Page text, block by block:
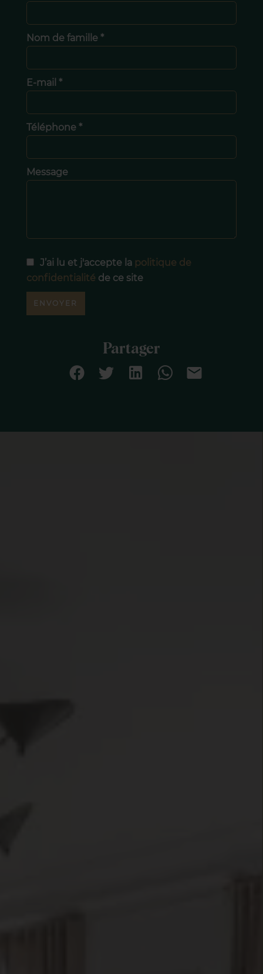
Nom de famille *
E-mail *
Téléphone *
Message
J’ai lu et j'accepte la politique de
confidentialité de ce site
ENVOYER
Partager